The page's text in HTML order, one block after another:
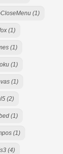
(1)
(1)
(1)
(1)
(1)
(2)
(1)
(1)
(4)